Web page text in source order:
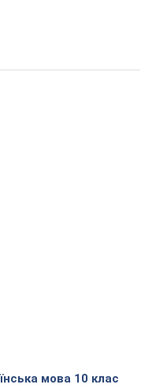
мова 10 клас